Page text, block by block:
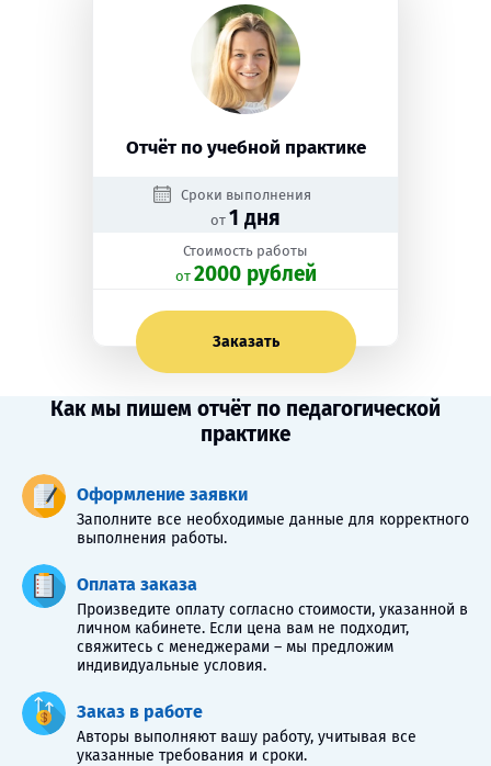
Отчёт по учебной практике
Сроки выполнения
от 1 дня
Стоимость работы
oт 2000 рублей
Заказать
Как мы пишем отчёт по педагогической
практике
Оформление заявки
Заполните все необходимые данные для корректного
выполнения работы.
Оплата заказа
Произведите оплату согласно стоимости, указанной в
личном кабинете. Если цена вам не подходит,
свяжитесь с менеджерами – мы предложим
индивидуальные условия.
Заказ в работе
Авторы выполняют вашу работу, учитывая все
указанные требования и сроки.